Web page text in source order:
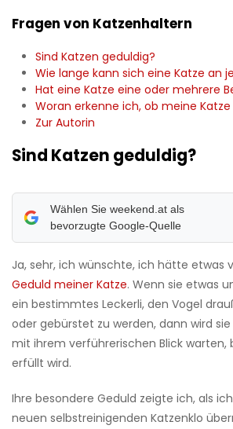
Fragen von Katzenhaltern
Sind Katzen geduldig?
Wie lange kann sich eine Katze an
Hat eine Katze eine oder mehrere
Woran erkenne ich, ob meine
Zur Autorin
Sind Katzen geduldig?
Wählen Sie weekend.at als
bevorzugte Google-Quelle
Ja, sehr, ich wünschte, ich hätte etwas
Geduld meiner Katze. Wenn sie etwas
ein bestimmtes Leckerli, den Vogel
oder gebürstet zu werden, dann wird
mit ihrem verführerischen Blick warten,
erfüllt wird.
Ihre besondere Geduld zeigte ich, als
neuen selbstreinigenden Katzenklo